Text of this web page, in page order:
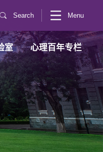
Search Menu
室 心理百年专栏